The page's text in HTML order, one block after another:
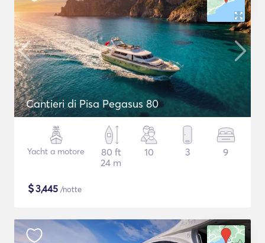
Cantieri di Pisa Pegasus 80
Yacht a motore
80 ft
24 m
10 3 9
$3,445 /notte